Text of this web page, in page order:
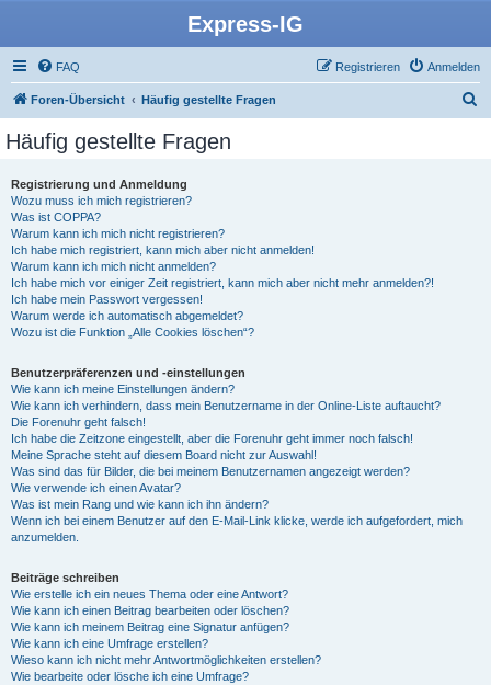
Express-IG
FAQ Anmelden
Registrieren
Foren-Übersicht Häufig gestellte Fragen
Häufig gestellte Fragen
Registrierung und Anmeldung
Wozu muss ich mich registrieren?
Was ist COPPA?
Warum kann ich mich nicht registrieren?
Ich habe mich registriert, kann mich aber nicht anmelden!
Warum kann ich mich nicht anmelden?
Ich habe mich vor einiger Zeit registriert, kann mich aber nicht mehr anmelden?!
Ich habe mein Passwort vergessen!
Warum werde ich automatisch abgemeldet?
Wozu ist die Funktion „Alle Cookies löschen“?
Benutzerpräferenzen und -einstellungen
Wie kann ich meine Einstellungen ändern?
Wie kann ich verhindern, dass mein Benutzername in der Online-Liste auftaucht?
Die Forenuhr geht falsch!
Ich habe die Zeitzone eingestellt, aber die Forenuhr geht immer noch falsch!
Meine Sprache steht auf diesem Board nicht zur Auswahl!
Was sind das für Bilder, die bei meinem Benutzernamen angezeigt werden?
Wie verwende ich einen Avatar?
Was ist mein Rang und wie kann ich ihn ändern?
Wenn ich bei einem Benutzer auf den E-Mail-Link klicke, werde ich aufgefordert, mich
anzumelden.
Beiträge schreiben
Wie erstelle ich ein neues Thema oder eine Antwort?
Wie kann ich einen Beitrag bearbeiten oder löschen?
Wie kann ich meinem Beitrag eine Signatur anfügen?
Wie kann ich eine Umfrage erstellen?
Wieso kann ich nicht mehr Antwortmöglichkeiten erstellen?
Wie bearbeite oder lösche ich eine Umfrage?